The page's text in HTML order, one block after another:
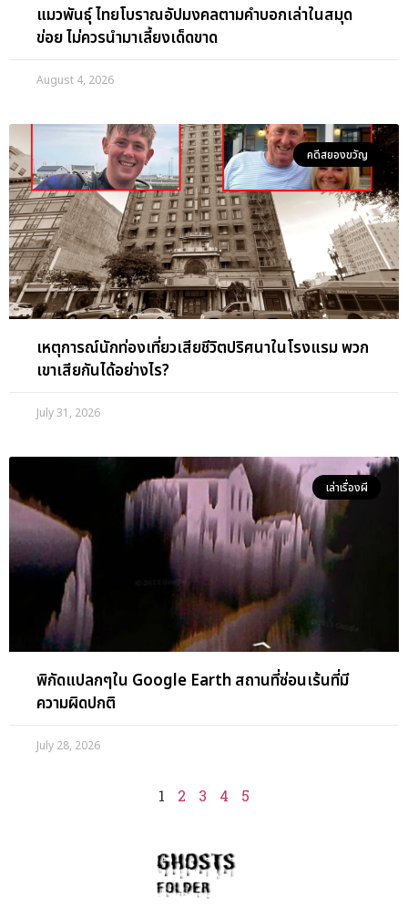
แมวพันธุ์ ไทยโบราณอัปมงคลตามคำบอกเล่าในสมุด
ข่อย ไม่ควรนำมาเลี้ยงเด็ดขาด
August 4, 2026
คดีสยองขวัญ
เหตุการณ์นักท่องเที่ยวเสียชีวิตปริศนาในโรงแรม พวก
เขาเสียกันได้อย่างไร?
July 31, 2026
เล่าเรื่องผี
พิกัดแปลกๆใน Google Earth สถานที่ซ่อนเร้นที่มี
ความผิดปกติ
July 28, 2026
1 2 3 4 5